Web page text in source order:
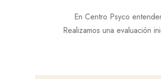
En Centro Psyco
Realizamos una evaluación